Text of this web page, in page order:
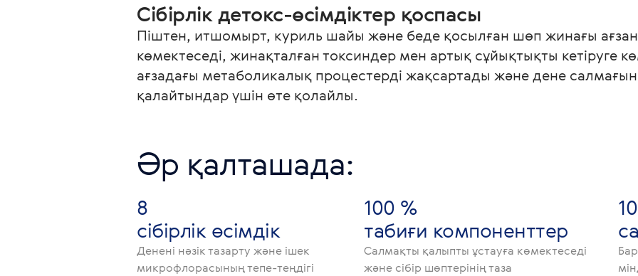
Сібірлік детокс-өсімдіктер қоспасы
Піштен, итшомырт, куриль шайы және беде қосылған шөп жинағы
көмектеседі, жинақталған токсиндер мен артық сұйықтықты кетіруге
ағзадағы метаболикалық процестерді жақсартады және дене
қалайтындар үшін өте қолайлы.
Әр қалташада:
8
сібірлік өсімдік
Денені нәзік тазарту және ішек
микрофлорасының тепе-теңдігі
100 %
табиғи компоненттер
Салмақты қалыпты ұстауға көмектеседі
және сібір шөптерінің таза